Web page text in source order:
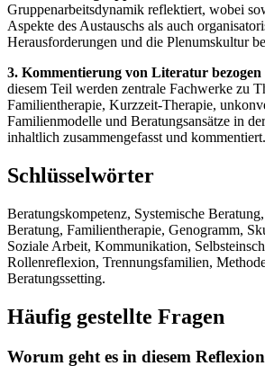
Gruppenarbeitsdynamik reflektiert, wobei
Aspekte des Austauschs als auch
Herausforderungen und die Plenumskultur
3. Kommentierung von Literatur bezogen
diesem Teil werden zentrale Fachwerke zu
Familientherapie, Kurzzeit-Therapie,
Familienmodelle und Beratungsansätze in
inhaltlich zusammengefasst und kommentiert.
Schlüsselwörter
Beratungskompetenz, Systemische
Beratung, Familientherapie, Genogramm,
Soziale Arbeit, Kommunikation,
Rollenreflexion, Trennungsfamilien,
Beratungssetting.
Häufig gestellte Fragen
Worum geht es in diesem